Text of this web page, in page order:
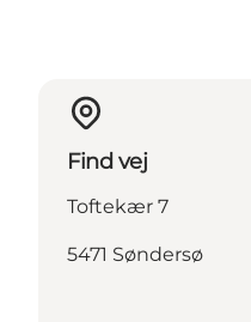
Find vej
Toftekær 7
5471 Søndersø